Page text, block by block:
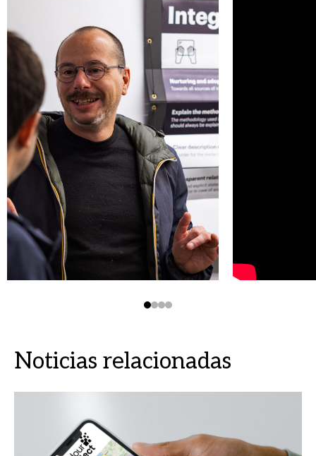
Noticias relacionadas